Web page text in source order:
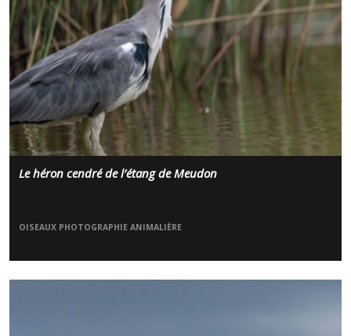
Le héron cendré de l’étang de Meudon
OISEAUX PHOTOGRAPHIE ANIMALIÈRE